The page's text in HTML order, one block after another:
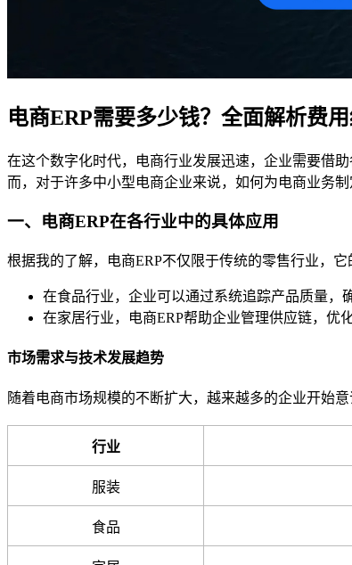
电商ERP需要多少钱？全面解析费
在这个数字化时代，电商行业发展迅速，企业需要借
而，对于许多中小型电商企业来说，如何为电商业务
一、电商ERP在各行业中的具体应用
根据我的了解，电商ERP不仅限于传统的零售行业，
在食品行业，企业可以通过系统追踪产品质量，
在家居行业，电商ERP帮助企业管理供应链，优
市场需求与技术发展趋势
随着电商市场规模的不断扩大，越来越多的企业开始
行业
服装
食品